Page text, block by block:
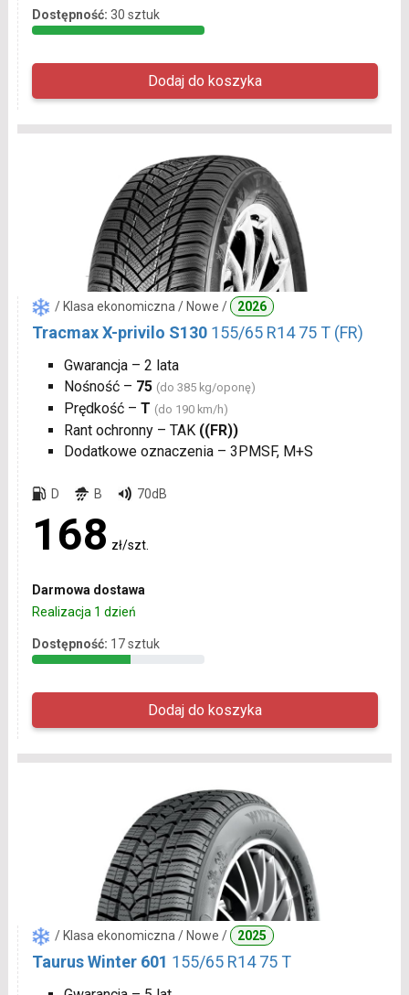
Dostępność: 30 sztuk
/ Klasa ekonomiczna / Nowe / 2026
Tracmax X-privilo S130 155/65 R14 75 T (FR)
Gwarancja – 2 lata
Nośność – 75 (do 385 kg/oponę)
Prędkość – T (do 190 km/h)
Rant ochronny – TAK ((FR))
Dodatkowe oznaczenia – 3PMSF, M+S
D B 70dB
168 zł/szt.
Darmowa dostawa
Realizacja 1 dzień
Dostępność: 17 sztuk
/ Klasa ekonomiczna / Nowe / 2025
Taurus Winter 601 155/65 R14 75 T